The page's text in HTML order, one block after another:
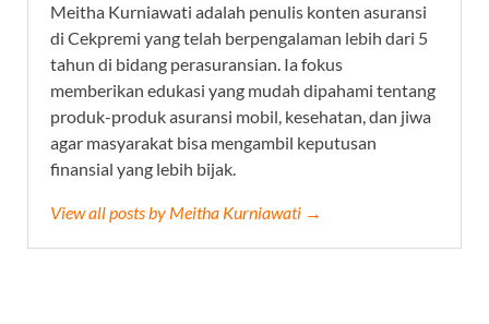
Meitha Kurniawati adalah penulis konten asuransi
di Cekpremi yang telah berpengalaman lebih dari 5
tahun di bidang perasuransian. Ia fokus
memberikan edukasi yang mudah dipahami tentang
produk-produk asuransi mobil, kesehatan, dan jiwa
agar masyarakat bisa mengambil keputusan
finansial yang lebih bijak.
View all posts by Meitha Kurniawati →